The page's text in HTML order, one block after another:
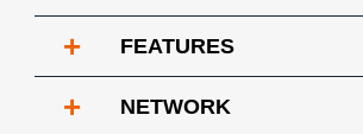
+
FEATURES
+ NETWORK